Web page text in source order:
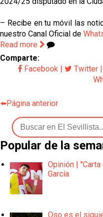
– Recibe en tu móvil las
nuestro Canal Oficial de
Read more
Comparte:
Facebook
Twitter
⬅️Página anterior
Popular de la
Opinión |
García
Oso es el